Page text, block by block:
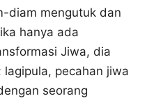
diam mengutuk dan
hanya ada
Jiwa, dia
pecahan jiwa
seorang